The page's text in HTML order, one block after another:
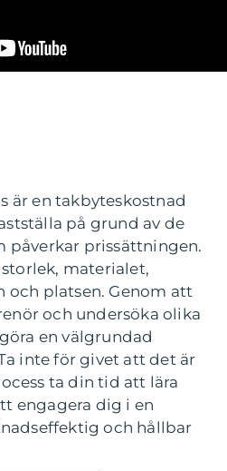
är en takbyteskostnad
på grund av de
påverkar prissättningen.
materialet,
platsen. Genom att
och undersöka olika
en välgrundad
inte för givet att det är
ta din tid att lära
engagera dig i en
och hållbar